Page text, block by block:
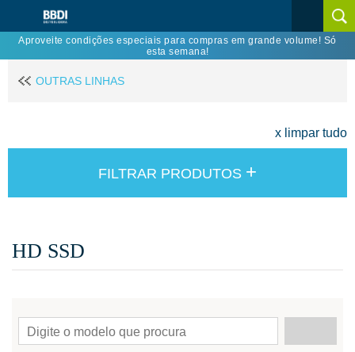
Aproveite condições especiais para compras em grande volume! Só
esta semana!
OUTRAS LINHAS
x limpar tudo
FILTRAR PRODUTOS +
HD SSD